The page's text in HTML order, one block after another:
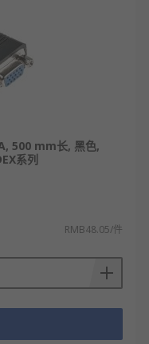
500 mm长, 黑色,
系列
RMB48.05/件